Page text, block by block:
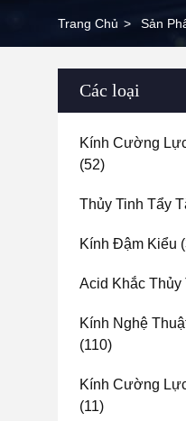
Trang Chủ > Sản
Các loại
Kính Cường
(52)
Thủy Tinh Tẩy
Kính Đậm Kiểu
Acid Khắc Thủy
Kính Nghệ
(110)
Kính Cường
(11)